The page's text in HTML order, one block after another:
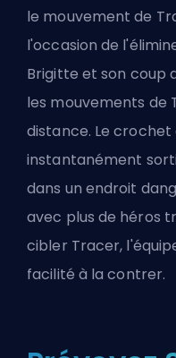
le mouvement de
l'occasion de
Brigitte et son coup
les mouvements de
distance. Le
instantanément
dans un endroit
avec plus de héros
cibler Tracer,
facilité à la contrer.